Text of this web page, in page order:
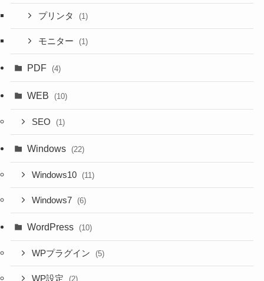
プリンタ (1)
モニター (1)
PDF (4)
WEB (10)
SEO (1)
Windows (22)
Windows10 (11)
Windows7 (6)
WordPress (10)
WPプラグイン (5)
WP設定 (2)